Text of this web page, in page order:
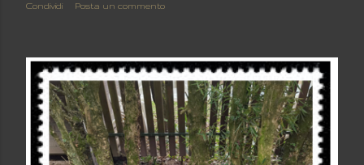
Condividi Posta un commento